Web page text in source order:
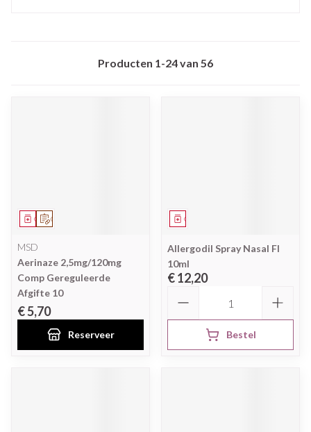
Producten 1-24van 56
Op voorschrift
Geneesmiddel
MSD
Aerinaze 2,5mg/120mg
Comp Gereguleerde
Afgifte 10
€ 5,70
Reserveer
Geneesmiddel
Allergodil Spray Nasal Fl
10ml
€ 12,20
Bestel